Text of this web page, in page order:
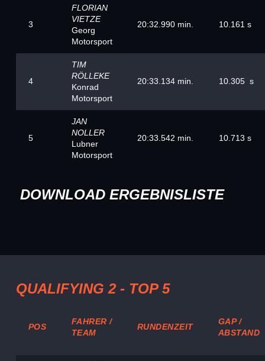
3
FLORIAN
VIETZE
Georg
Motorsport
20:32.990 min. 10.161 s
4
TIM
RÖLLEKE
Konrad
Motorsport
20:33.134 min. 10.305 s
5
JAN
NOLLER
Lubner
Motorsport
20:33.542 min. 10.713 s
DOWNLOAD ERGEBNISLISTE
QUALIFYING 2 - TOP 5
POS
FAHRER /
TEAM
RUNDENZEIT
GAP /
ABSTAND